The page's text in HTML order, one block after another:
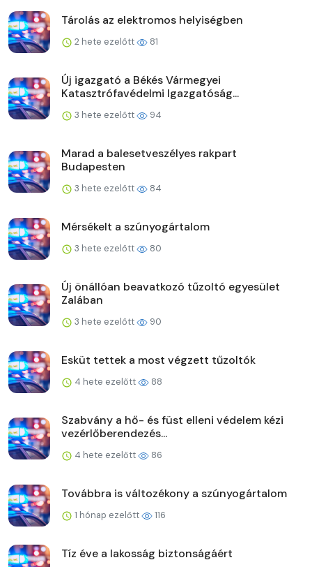
Tárolás az elektromos helyiségben
2 hete ezelőtt 81
Új igazgató a Békés Vármegyei
Katasztrófavédelmi Igazgatóság...
3 hete ezelőtt 94
Marad a balesetveszélyes rakpart
Budapesten
3 hete ezelőtt 84
Mérsékelt a szúnyogártalom
3 hete ezelőtt 80
Új önállóan beavatkozó tűzoltó egyesület
Zalában
3 hete ezelőtt 90
Esküt tettek a most végzett tűzoltók
4 hete ezelőtt 88
Szabvány a hő- és füst elleni védelem kézi
vezérlőberendezés...
4 hete ezelőtt 86
Továbbra is változékony a szúnyogártalom
1 hónap ezelőtt 116
Tíz éve a lakosság biztonságáért